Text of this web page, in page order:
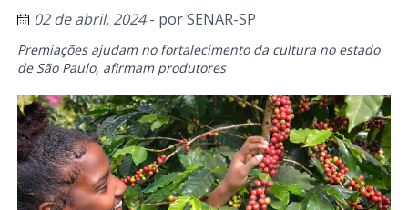
02 de abril, 2024- porSENAR-SP
Premiações ajudam no fortalecimento da cultura no estado
de São Paulo, afirmam produtores